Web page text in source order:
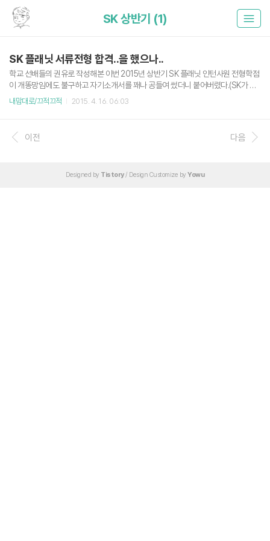
SK 상반기 (1)
SK 플래닛 서류전형 합격..을 했으나..
학교 선배들의 권유로 작성해본 이번 2015년 상반기 SK 플래닛 인턴사원 전형학점
이 개똥망임에도 불구하고 자기소개서를 꽤나 공들여 썼더니 붙어버렸다.(SK가 자
소서를 크게 본다는게 증명) 사실 이번 모집 요강에 대상자가 2016년 2월 졸업자임
통의 메일.. 붙어버렸다.바로 메일 ㄱㄱ ㅋㅋ 멘붕.인턴사원이라도 취업계가 안먹히
는 것 같다.어쩔 수 있나 뭐. 그냥 아직은 때가 아닌가 싶다.그래도 3학기 남은 시점에
내맘대로/끄적끄적 2015. 4. 16. 06:03
이전 다음
Designed by Tistory/ Design Customize by Yowu